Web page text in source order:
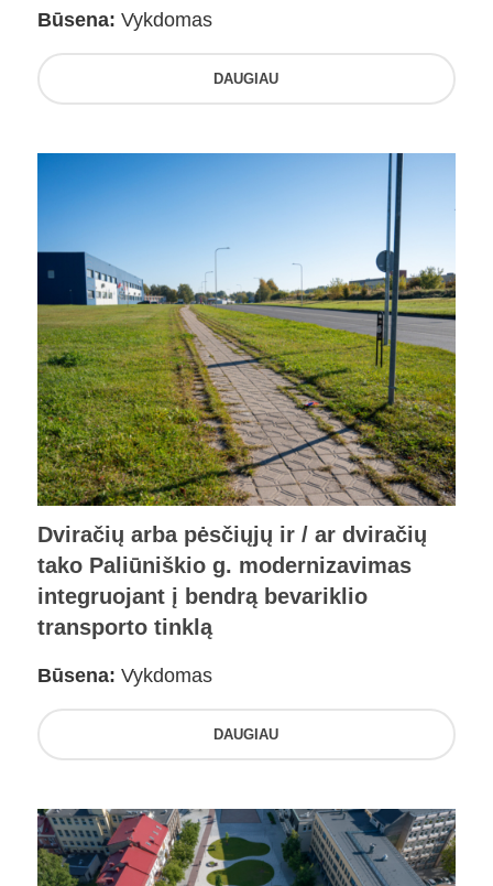
Būsena: Vykdomas
DAUGIAU
Dviračių arba pėsčiųjų ir / ar dviračių
tako Paliūniškio g. modernizavimas
integruojant į bendrą bevariklio
transporto tinklą
Būsena: Vykdomas
DAUGIAU